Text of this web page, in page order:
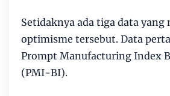
Setidaknya ada tiga data
optimisme tersebut. Data
Prompt Manufacturing Index
(PMI-BI).